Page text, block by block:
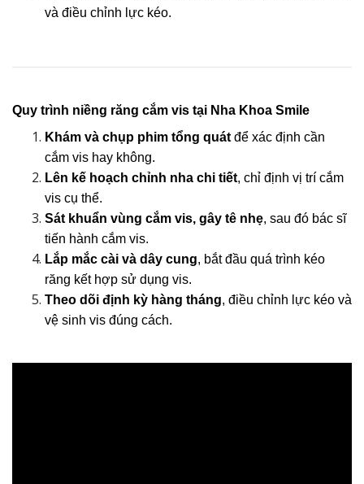
và điều chỉnh lực kéo.
Quy trình niềng răng cắm vis tại Nha Khoa Smile
Khám và chụp phim tổng quát để xác định cần
cắm vis hay không.
Lên kế hoạch chỉnh nha chi tiết, chỉ định vị trí cắm
vis cụ thể.
Sát khuẩn vùng cắm vis, gây tê nhẹ, sau đó bác sĩ
tiến hành cắm vis.
Lắp mắc cài và dây cung, bắt đầu quá trình kéo
răng kết hợp sử dụng vis.
Theo dõi định kỳ hàng tháng, điều chỉnh lực kéo và
vệ sinh vis đúng cách.